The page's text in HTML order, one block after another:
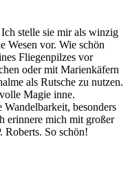
stelle sie mir als winzig
Wesen vor. Wie schön
Fliegenpilzes vor
oder mit Marienkäfern
als Rutsche zu nutzen.
Magie inne.
Wandelbarkeit, besonders
erinnere mich mit großer
Roberts. So schön!